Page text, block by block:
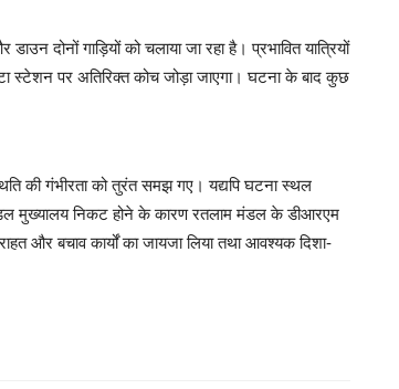
दोनों गाड़ियों को चलाया जा रहा है। प्रभावित यात्रियों
स्टेशन पर अतिरिक्त कोच जोड़ा जाएगा। घटना के बाद कुछ
की गंभीरता को तुरंत समझ गए। यद्यपि घटना स्थल
मुख्यालय निकट होने के कारण रतलाम मंडल के डीआरएम
और बचाव कार्यों का जायजा लिया तथा आवश्यक दिशा-